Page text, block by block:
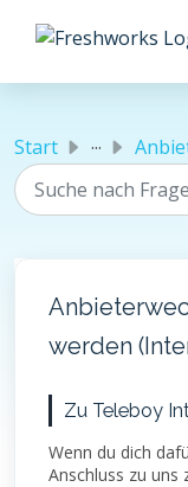
Start ... Anbieterwechsel
werden
Zu Teleboy
Wenn du dich
Anschluss zu uns